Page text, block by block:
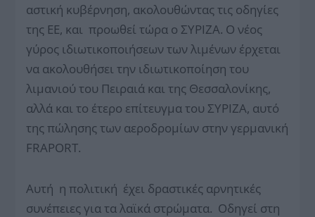
αστική κυβέρνηση, ακολουθώντας τις οδηγίες
της ΕΕ, και προωθεί τώρα ο ΣΥΡΙΖΑ. Ο νέος
γύρος ιδιωτικοποιήσεων των λιμένων έρχεται
να ακολουθήσει την ιδιωτικοποίηση του
λιμανιού του Πειραιά και της Θεσσαλονίκης,
αλλά και το έτερο επίτευγμα του ΣΥΡΙΖΑ, αυτό
της πώλησης των αεροδρομίων στην γερμανική
FRAPORT.
Αυτή η πολιτική έχει δραστικές αρνητικές
συνέπειες για τα λαϊκά στρώματα. Οδηγεί στη